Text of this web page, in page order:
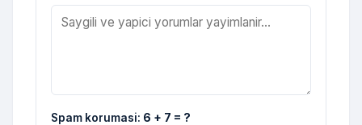
Spam korumasi: 6 + 7 = ?